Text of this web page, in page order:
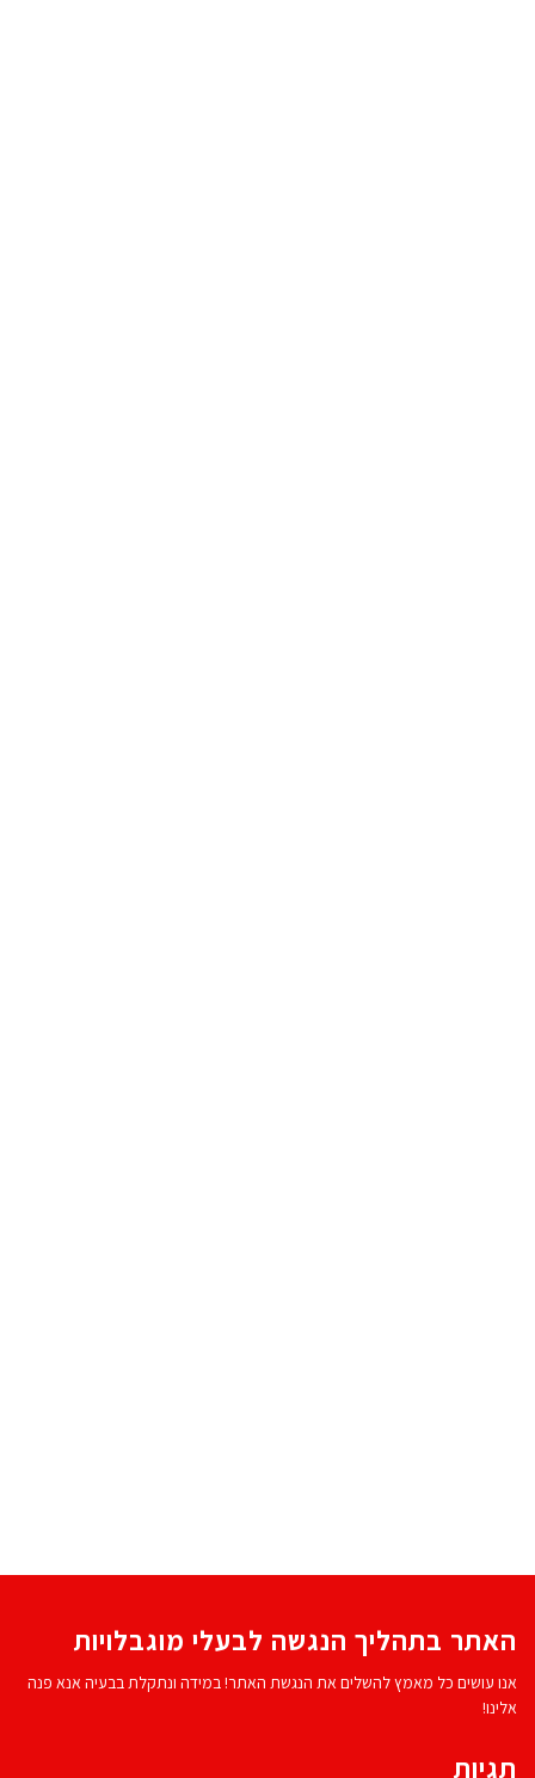
האתר בתהליך הנגשה לבעלי מוגבלויות
אנו עושים כל מאמץ להשלים את הנגשת האתר! במידה ונתקלת בבעיה אנא פנה
אלינו!
תגיות